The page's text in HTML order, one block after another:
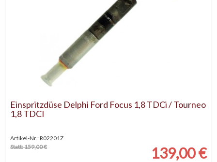
Einspritzdüse Delphi Ford Focus 1,8 TDCi / Tourneo
1,8 TDCI
Artikel-Nr.: R02201Z
Statt: 159,00 €
139,00 €